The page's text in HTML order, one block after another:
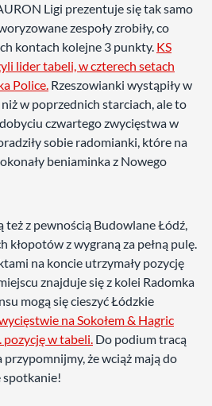
Ligi prezentuje się tak samo
zespoły zrobiły, co
kontach kolejne 3 punkty. KS
lider tabeli, w czterech setach
Police. Rzeszowianki wystąpiły w
w poprzednich starciach, ale to
czwartego zwycięstwa w
sobie radomianki, które na
beniaminka z Nowego
z pewnością Budowlane Łódź,
kłopotów z wygraną za pełną pulę.
na koncie utrzymały pozycję
znajduje się z kolei Radomka
mogą się cieszyć Łódzkie
na Sokołem & Hagric
pozycję w tabeli. Do podium tracą
przypomnijmy, że wciąż mają do
spotkanie!